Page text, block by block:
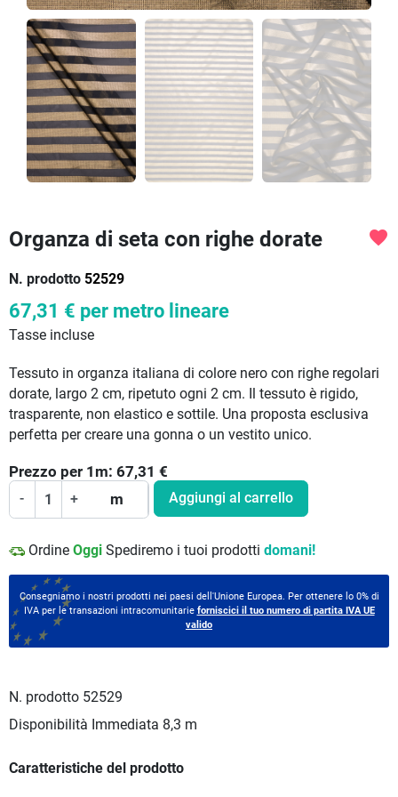
Organza di seta con righe dorate
N. prodotto 52529
favorite
67,31 € per metro lineare
Tasse incluse
Tessuto in organza italiana di colore nero con righe regolari
dorate, largo 2 cm, ripetuto ogni 2 cm. Il tessuto è rigido,
trasparente, non elastico e sottile. Una proposta esclusiva
perfetta per creare una gonna o un vestito unico.
Prezzo per 1 m: 67,31 €
- + m Aggiungi al carrello
Ordine Oggi Spediremo i tuoi prodotti domani!
Consegniamo i nostri prodotti nei paesi dell'Unione Europea. Per ottenere lo 0% di
IVA per le transazioni intracomunitarie forniscici il tuo numero di partita IVA UE
valido
N. prodotto 52529
Disponibilità Immediata 8,3 m
Caratteristiche del prodotto